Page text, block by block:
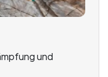
zur Schutz vor